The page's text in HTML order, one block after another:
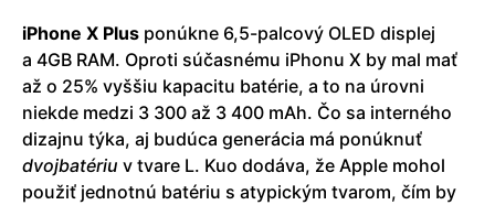
iPhone X Plus ponúkne 6,5-palcový OLED displej
a 4GB RAM. Oproti súčasnému iPhonu X by mal mať
až o 25% vyššiu kapacitu batérie, a to na úrovni
niekde medzi 3 300 až 3 400 mAh. Čo sa interného
dizajnu týka, aj budúca generácia má ponúknuť
dvojbatériu v tvare L. Kuo dodáva, že Apple mohol
použiť jednotnú batériu s atypickým tvarom, čím by